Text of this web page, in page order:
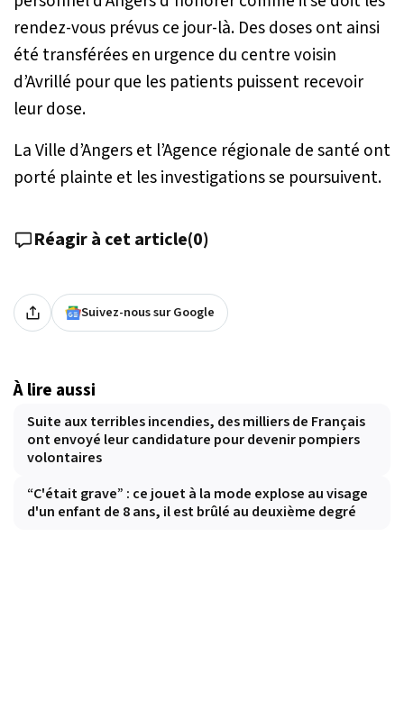
rendez-vous prévus ce jour-là. Des doses ont ainsi
été transférées en urgence du centre voisin
d’Avrillé pour que les patients puissent recevoir
leur dose.
La Ville d’Angers et l’Agence régionale de santé ont
porté plainte et les investigations se poursuivent.
Réagir à cet article(0)
Suivez-nous sur Google
À lire aussi
Suite aux terribles incendies, des milliers de Français
ont envoyé leur candidature pour devenir pompiers
volontaires
“C'était grave” : ce jouet à la mode explose au visage
d'un enfant de 8 ans, il est brûlé au deuxième degré